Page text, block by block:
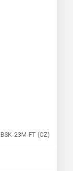
BSK-23M-FT (CZ)